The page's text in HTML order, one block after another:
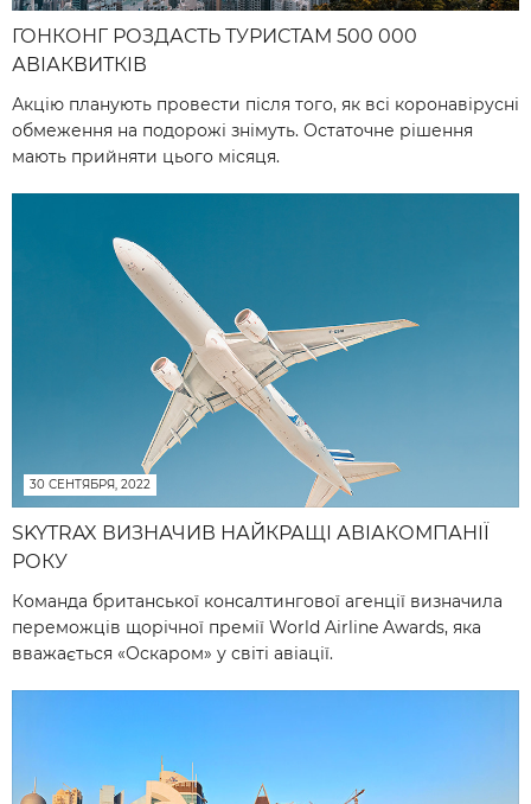
ГОНКОНГ РОЗДАСТЬ ТУРИСТАМ 500 000
АВІАКВИТКІВ
Акцію планують провести після того, як всі коронавірусні
обмеження на подорожі знімуть. Остаточне рішення
мають прийняти цього місяця.
30 СЕНТЯБРЯ, 2022
SKYTRAX ВИЗНАЧИВ НАЙКРАЩІ АВІАКОМПАНІЇ
РОКУ
Команда британської консалтингової агенції визначила
переможців щорічної премії World Airline Awards, яка
вважається «Оскаром» у світі авіації.